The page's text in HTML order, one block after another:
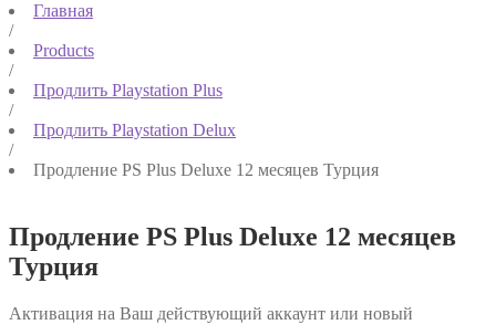
Главная
/
Products
/
Продлить Playstation Plus
/
Продлить Playstation Delux
/
Продление PS Plus Deluxe 12 месяцев Турция
Продление PS Plus Deluxe 12 месяцев
Турция
Активация на Ваш действующий аккаунт или новый